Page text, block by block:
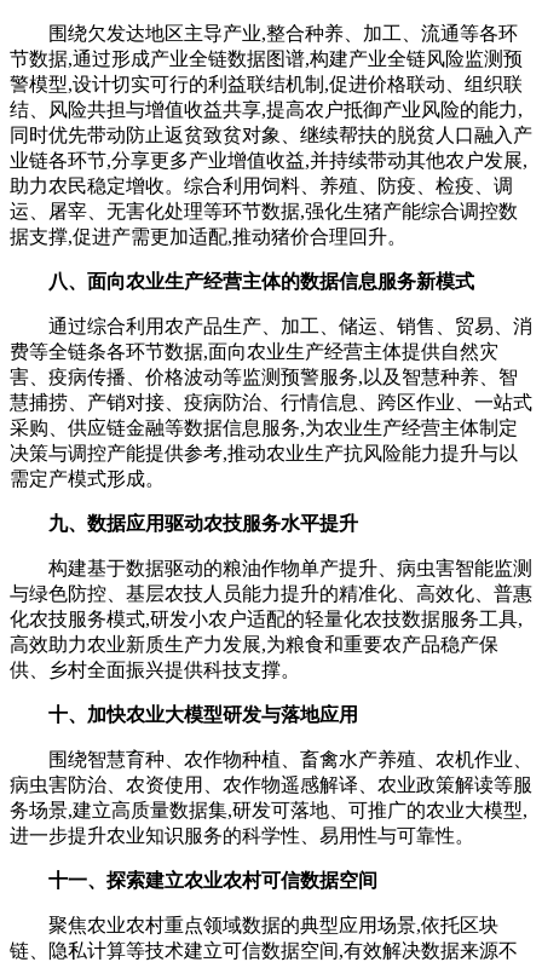
围绕欠发达地区主导产业,整合种养、加工、流通等各环
节数据,通过形成产业全链数据图谱,构建产业全链风险监测预
警模型,设计切实可行的利益联结机制,促进价格联动、组织联
结、风险共担与增值收益共享,提高农户抵御产业风险的能力,
同时优先带动防止返贫致贫对象、继续帮扶的脱贫人口融入产
业链各环节,分享更多产业增值收益,并持续带动其他农户发展,
助力农民稳定增收。综合利用饲料、养殖、防疫、检疫、调
运、屠宰、无害化处理等环节数据,强化生猪产能综合调控数
据支撑,促进产需更加适配,推动猪价合理回升。
八、面向农业生产经营主体的数据信息服务新模式
通过综合利用农产品生产、加工、储运、销售、贸易、消
费等全链条各环节数据,面向农业生产经营主体提供自然灾
害、疫病传播、价格波动等监测预警服务,以及智慧种养、智
慧捕捞、产销对接、疫病防治、行情信息、跨区作业、一站式
采购、供应链金融等数据信息服务,为农业生产经营主体制定
决策与调控产能提供参考,推动农业生产抗风险能力提升与以
需定产模式形成。
九、数据应用驱动农技服务水平提升
构建基于数据驱动的粮油作物单产提升、病虫害智能监测
与绿色防控、基层农技人员能力提升的精准化、高效化、普惠
化农技服务模式,研发小农户适配的轻量化农技数据服务工具,
高效助力农业新质生产力发展,为粮食和重要农产品稳产保
供、乡村全面振兴提供科技支撑。
十、加快农业大模型研发与落地应用
围绕智慧育种、农作物种植、畜禽水产养殖、农机作业、
病虫害防治、农资使用、农作物遥感解译、农业政策解读等服
务场景,建立高质量数据集,研发可落地、可推广的农业大模型,
进一步提升农业知识服务的科学性、易用性与可靠性。
十一、探索建立农业农村可信数据空间
聚焦农业农村重点领域数据的典型应用场景,依托区块
链、隐私计算等技术建立可信数据空间,有效解决数据来源不